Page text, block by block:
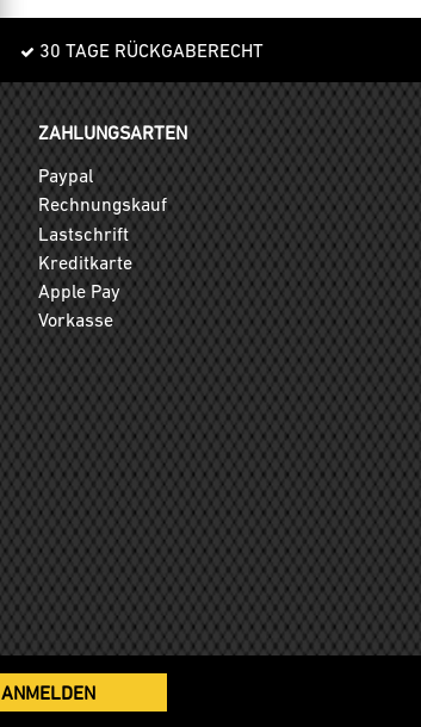
30 TAGE RÜCKGABERECHT
ZAHLUNGSARTEN
Paypal
Rechnungskauf
Lastschrift
Kreditkarte
Apple Pay
Vorkasse
ANMELDEN